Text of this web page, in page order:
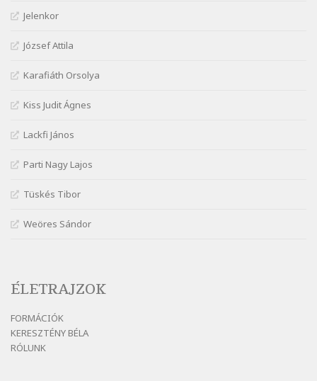
Szélkiáltó
Nagy Bandó András: Bagon át
Szélkiáltó
Nagy Bandó András: Botos tánc
Nagy Bandó András: Egérút
Szélkiáltó
Szélkiáltó
Nagy Bandó András: Hogyha egyszer
Nagy Bandó András: Ki vagyok?
Szélkiáltó
Nagy Bandó András: Nyári éj
Szélkiáltó
Jelenkor
József Attila
Karafiáth Orsolya
Kiss Judit Ágnes
Lackfi János
Parti Nagy Lajos
Tüskés Tibor
Weöres Sándor
ÉLETRAJZOK
FORMÁCIÓK
KERESZTÉNY BÉLA
RÓLUNK